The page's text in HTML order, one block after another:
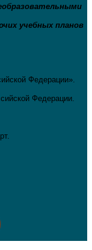
учебных планов
Федерации».
Федерации.